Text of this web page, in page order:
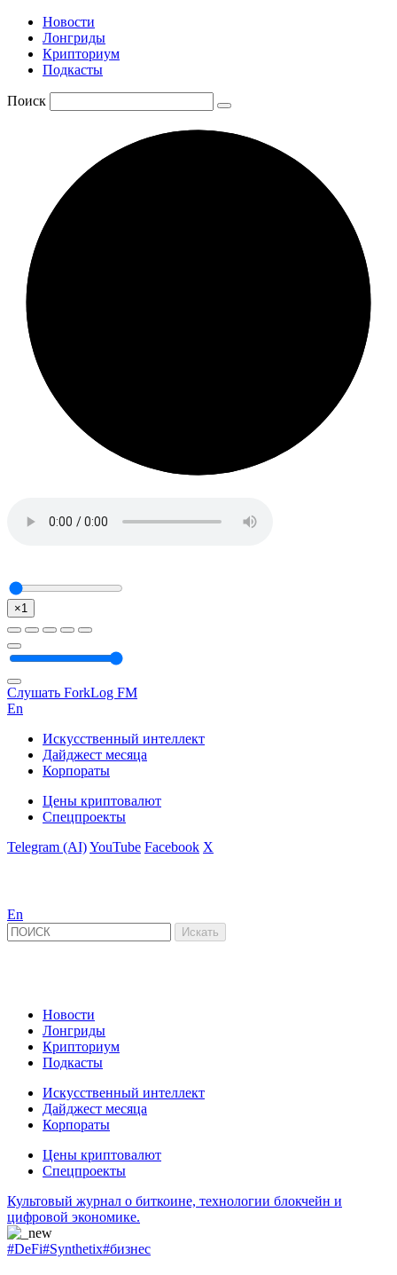
Новости
Лонгриды
Крипториум
Подкасты
Поиск
×1
Слушать ForkLog FM
En
Искусственный интеллект
Дайджест месяца
Корпораты
Цены криптовалют
Спецпроекты
Telegram (AI)YouTube Facebook X
En
Новости
Лонгриды
Крипториум
Подкасты
Искусственный интеллект
Дайджест месяца
Корпораты
Цены криптовалют
Спецпроекты
Культовый журнал о биткоине, технологии блокчейн и
цифровой экономике.
#DeFi#Synthetix#бизнес